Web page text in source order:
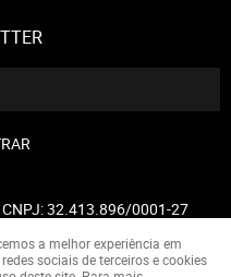
CNPJ: 32.413.896/0001-27
a melhor experiência em
sociais de terceiros e cookies